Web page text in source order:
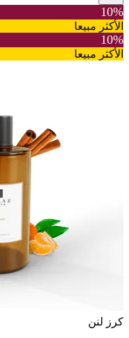
10%
الأكثر مبيعا
10%
الأكثر مبيعا
كرز لنن